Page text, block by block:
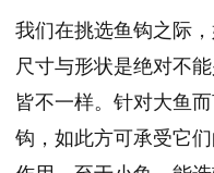
我们在挑选鱼钩之际
尺寸与形状是绝对不
皆不一样。针对大鱼
钩，如此方可承受它